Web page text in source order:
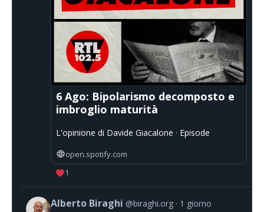
6 Ago: Bipolarismo decomposto e
imbroglio maturità
L'opinione di Davide Giacalone · Episode
open.spotify.com
1
Alberto Biraghi @biraghi.org 1 giorno